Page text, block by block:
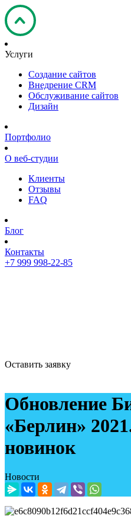
Услуги
Создание сайтов
Внедрение CRM
Обслуживание сайтов
Дизайн
Портфолио
О веб-студии
Клиенты
Отзывы
FAQ
Блог
Контакты
+7 999 998-22-85
Оставить заявку
Обновление
«Берлин»
новинок
Новости